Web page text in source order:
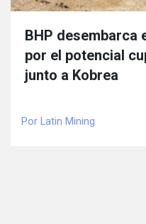
BHP desembarca
por el potencial
junto a Kobrea
Por Latin Mining